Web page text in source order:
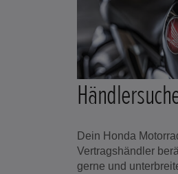
Dein Honda
Vertragshändler
gerne und